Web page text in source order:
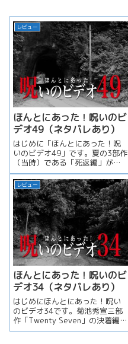
レビュー
ほんとにあった！呪いのビ
デオ49（ネタバレあり）
はじめに「ほんとにあった！呪
いのビデオ49」です。夏の3部作
（当時）である「死返編」がク
ライマックスを迎えます。不本
意な...
レビュー
ほんとにあった！呪いのビ
デオ34（ネタバレあり）
はじめにほんとにあった！呪い
のビデオ34です。菊池秀宣三部
作「Twenty Seven」の決着編
（？）となります。メイン...